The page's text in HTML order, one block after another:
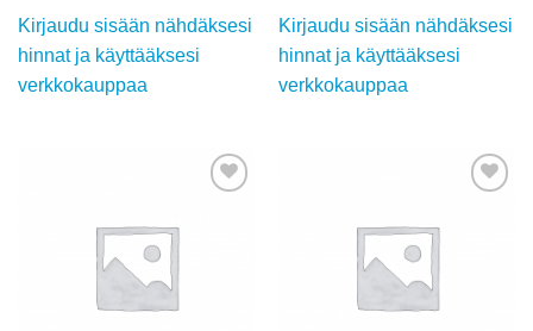
Kirjaudu sisään nähdäksesi
hinnat ja käyttääksesi
verkkokauppaa
Kirjaudu sisään nähdäksesi
hinnat ja käyttääksesi
verkkokauppaa